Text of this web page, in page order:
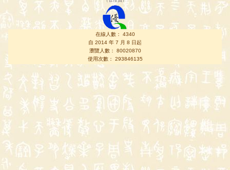
在線人數： 4340
自 2014 年 7 月 8 日起
瀏覽人數： 80020870
使用次數： 293846135